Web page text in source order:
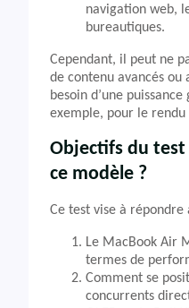
navigation web,
bureautiques.
Cependant, il peut ne
de contenu avancés
besoin d’une
exemple, pour le rendu
Objectifs du
ce modèle ?
Ce test vise à répondre
Le MacBook Air
termes de
Comment se
concurrents